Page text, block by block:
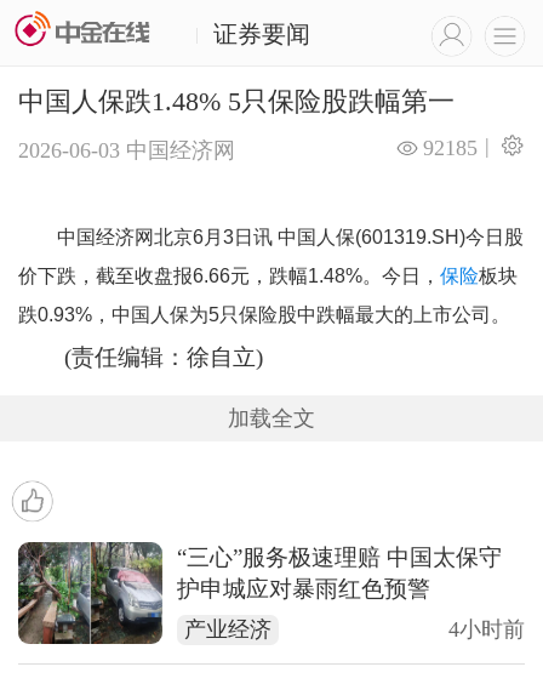
证券要闻
中国人保跌1.48% 5只保险股跌幅第一
2026-06-03 中国经济网 |
92185
中国经济网北京6月3日讯 中国人保(601319.SH)今日股
价下跌，截至收盘报6.66元，跌幅1.48%。今日， 保险板块
跌0.93%，中国人保为5只保险股中跌幅最大的上市公司。
(责任编辑：徐自立)
加载全文
“三心”服务极速理赔 中国太保守
护申城应对暴雨红色预警
产业经济 4小时前